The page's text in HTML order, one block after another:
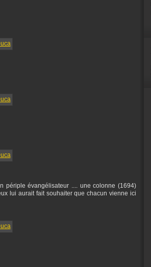
périple évangélisateur .... une colonne (1694)
lui aurait fait souhaiter que chacun vienne ici